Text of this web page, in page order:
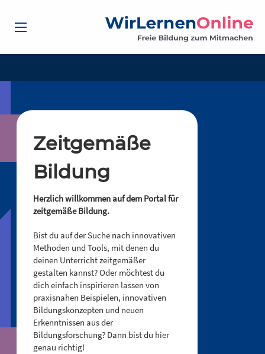
Zeitgemäße
Bildung
Herzlich willkommen auf dem Portal für
zeitgemäße Bildung.
Bist du auf der Suche nach innovativen
Methoden und Tools, mit denen du
deinen Unterricht zeitgemäßer
gestalten kannst? Oder möchtest du
dich einfach inspirieren lassen von
praxisnahen Beispielen, innovativen
Bildungskonzepten und neuen
Erkenntnissen aus der
Bildungsforschung? Dann bist du hier
genau richtig!